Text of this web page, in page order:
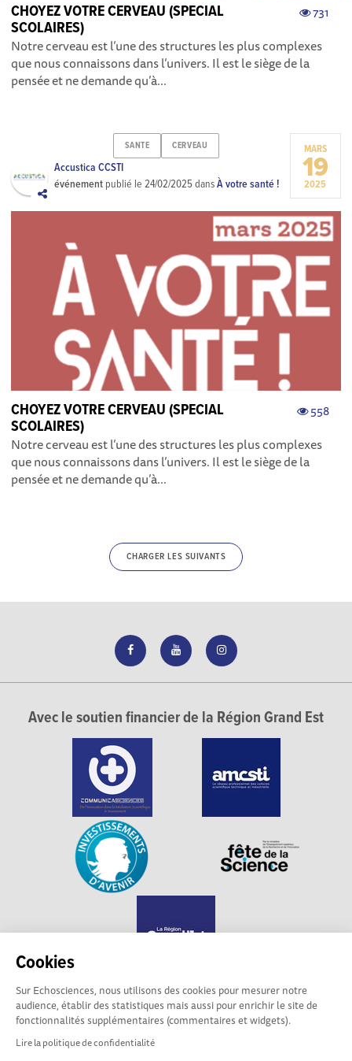
Cookies
Sur Echosciences, nous utilisons des cookies pour mesurer notre
audience, établir des statistiques mais aussi pour enrichir le site de
fonctionnalités supplémentaires (commentaires et widgets).
Lire la politique de confidentialité
731
CHOYEZ VOTRE CERVEAU (SPECIAL
SCOLAIRES)
Notre cerveau est l’une des structures les plus complexes
que nous connaissons dans l’univers. Il est le siège de la
pensée et ne demande qu’à...
SANTE CERVEAU
Accustica CCSTI
événement publié le24/02/2025dansÀ votre santé !
MARS
19
2025
558
CHOYEZ VOTRE CERVEAU (SPECIAL
SCOLAIRES)
Notre cerveau est l’une des structures les plus complexes
que nous connaissons dans l’univers. Il est le siège de la
pensée et ne demande qu’à...
CHARGER LES SUIVANTS
Avec le soutien financier de la Région Grand Est
Echosciences Grand Est est propulsé par
Communicasciences